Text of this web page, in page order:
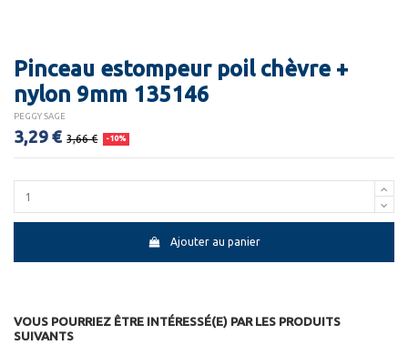
Pinceau estompeur poil chèvre +
nylon 9mm 135146
PEGGY SAGE
3,29 € 3,66 € -10%
Ajouter au panier
VOUS POURRIEZ ÊTRE INTÉRESSÉ(E) PAR LES PRODUITS
SUIVANTS